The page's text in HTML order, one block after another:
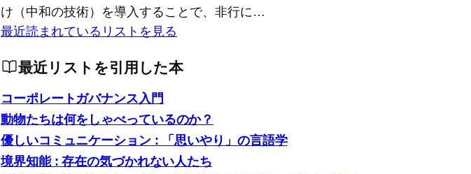
け（中和の技術）を導入することで、非行に…
最近読まれているリストを見る
最近リストを引用した本
コーポレートガバナンス入門
動物たちは何をしゃべっているのか？
優しいコミュニケーション : 「思いやり」の言語学
境界知能 : 存在の気づかれない人たち